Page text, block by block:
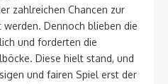
zahlreichen Chancen zur
Dennoch blieben die
und forderten die
Diese hielt stand, und
und fairen Spiel erst der